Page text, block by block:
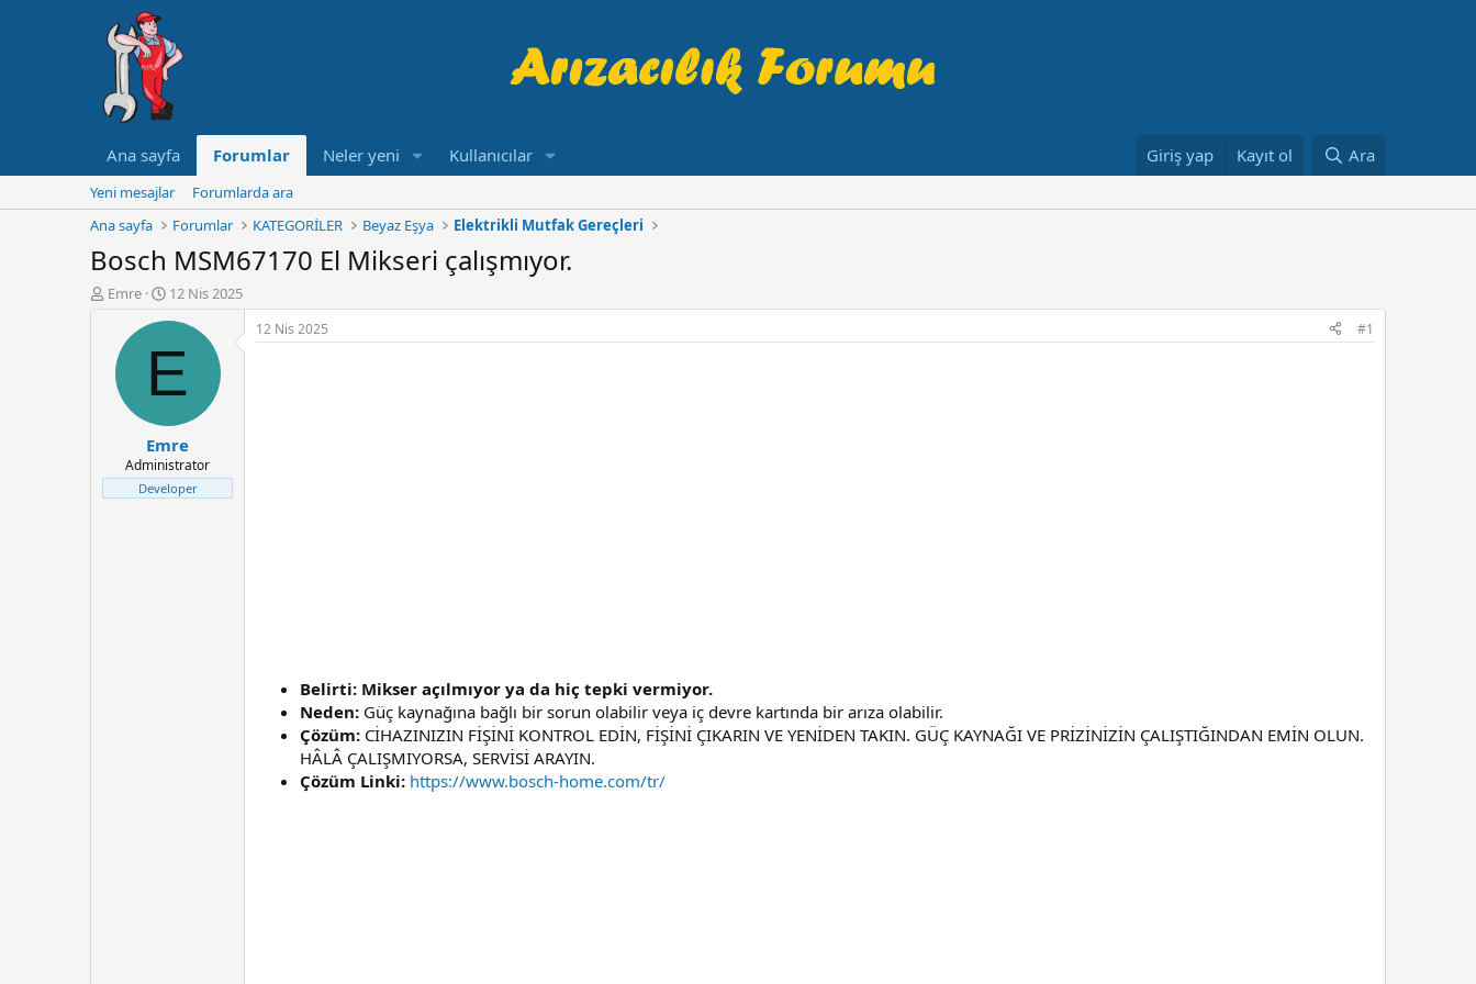
Ana sayfa Forumlar Neler yeni Kullanıcılar Giriş yap Kayıt ol Ara
Yeni mesajlar
Forumlarda ara
Ana sayfa
Forumlar KATEGORİLER Beyaz Eşya Elektrikli Mutfak Gereçleri
Bosch MSM67170 El Mikseri çalışmıyor.
K
Emre
B
l
a
n
ı
ç
t
a
12 Nis 2025
E
Emre
Administrator
Developer
12 Nis 2025 #1
Belirti: Mikser açılmıyor ya da hiç tepki vermiyor.
Neden: Güç kaynağına bağlı bir sorun olabilir veya iç devre kartında bir arıza olabilir.
Çözüm: CİHAZINIZIN FİŞİNİ KONTROL EDİN, FİŞİNİ ÇIKARIN VE YENİDEN TAKIN. GÜÇ KAYNAĞI VE PRİZİNİZİN ÇALIŞTIĞINDAN EMİN OLUN.
HÂLÂ ÇALIŞMIYORSA, SERVİSİ ARAYIN.
Çözüm Linki: https://www.bosch-home.com/tr/